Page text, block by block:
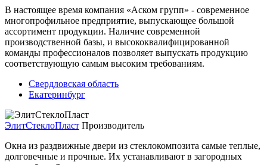
В настоящее время компания «Аском групп» - современное
многопрофильное предприятие, выпускающее большой
ассортимент продукции. Наличие современной
производственной базы, и высококвалифицированной
команды профессионалов позволяет выпускать продукцию
соответствующую самым высоким требованиям.
Свердловская область
Екатеринбург
ЭлитСтеклоПласт Производитель
Окна из раздвижные двери из стеклокомпозита самые теплые,
долговечные и прочные. Их устанавливают в загородных